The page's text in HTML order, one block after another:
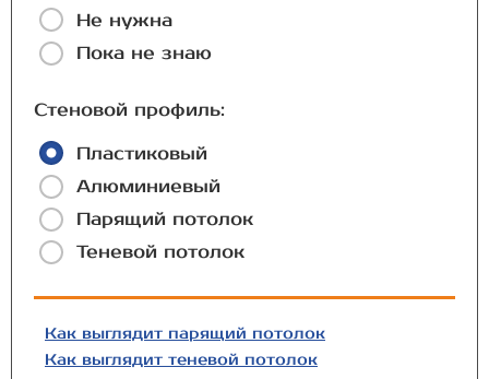
Не нужна
Пока не знаю
Стеновой профиль:
Пластиковый
Алюминиевый
Парящий потолок
Теневой потолок
Как выглядит парящий потолок
Как выглядит теневой потолок